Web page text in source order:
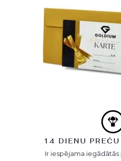
14 DIENU
Ir iespējama iegādātās